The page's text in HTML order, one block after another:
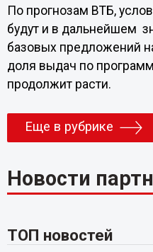
По прогнозам ВТБ,
будут и в дальнейшем
базовых предложений
доля выдач по
продолжит расти.
Еще в рубрике
Новости
ТОП новостей